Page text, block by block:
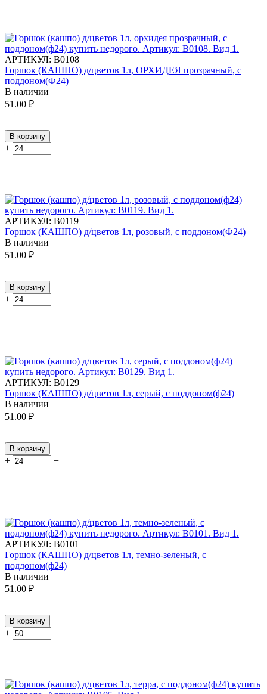
АРТИКУЛ: В0108
Горшок (КАШПО) д/цветов 1л, ОРХИДЕЯ прозрачный, с
поддоном(Ф24)
В наличии
51.00 ₽
В корзину
+ −
АРТИКУЛ: В0119
Горшок (КАШПО) д/цветов 1л, розовый, с поддоном(Ф24)
В наличии
51.00 ₽
В корзину
+ −
АРТИКУЛ: В0129
Горшок (КАШПО) д/цветов 1л, серый, с поддоном(ф24)
В наличии
51.00 ₽
В корзину
+ −
АРТИКУЛ: В0101
Горшок (КАШПО) д/цветов 1л, темно-зеленый, с
поддоном(ф24)
В наличии
51.00 ₽
В корзину
+ −